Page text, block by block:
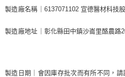
製造廠名稱｜ 6137071102 宣德醫材科技
製造廠地址｜ 彰化縣田中鎮沙崙里酪農路
製造日期｜會因庫存批次而有所不同，